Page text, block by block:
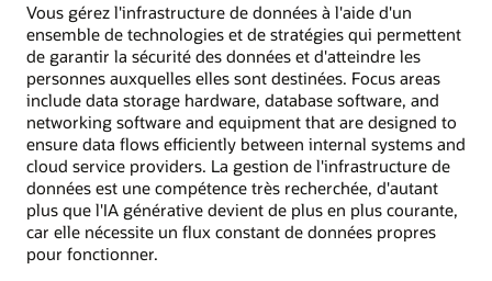
Vous gérez l'infrastructure de données à l'aide d'un
ensemble de technologies et de stratégies qui permettent
de garantir la sécurité des données et d'atteindre les
personnes auxquelles elles sont destinées. Focus areas
include data storage hardware, database software, and
networking software and equipment that are designed to
ensure data flows efficiently between internal systems and
cloud service providers. La gestion de l'infrastructure de
données est une compétence très recherchée, d'autant
plus que l'IA générative devient de plus en plus courante,
car elle nécessite un flux constant de données propres
pour fonctionner.